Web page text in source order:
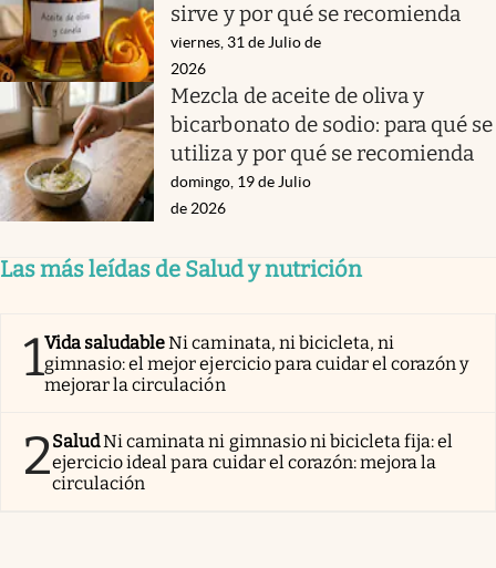
sirve y por qué se recomienda
viernes, 31 de Julio de
2026
Mezcla de aceite de oliva y
bicarbonato de sodio: para qué se
utiliza y por qué se recomienda
domingo, 19 de Julio
de 2026
Las más leídas de Salud y nutrición
1Vida saludableNi caminata, ni bicicleta, ni
gimnasio: el mejor ejercicio para cuidar el corazón y
mejorar la circulación
2SaludNi caminata ni gimnasio ni bicicleta fija: el
ejercicio ideal para cuidar el corazón: mejora la
circulación